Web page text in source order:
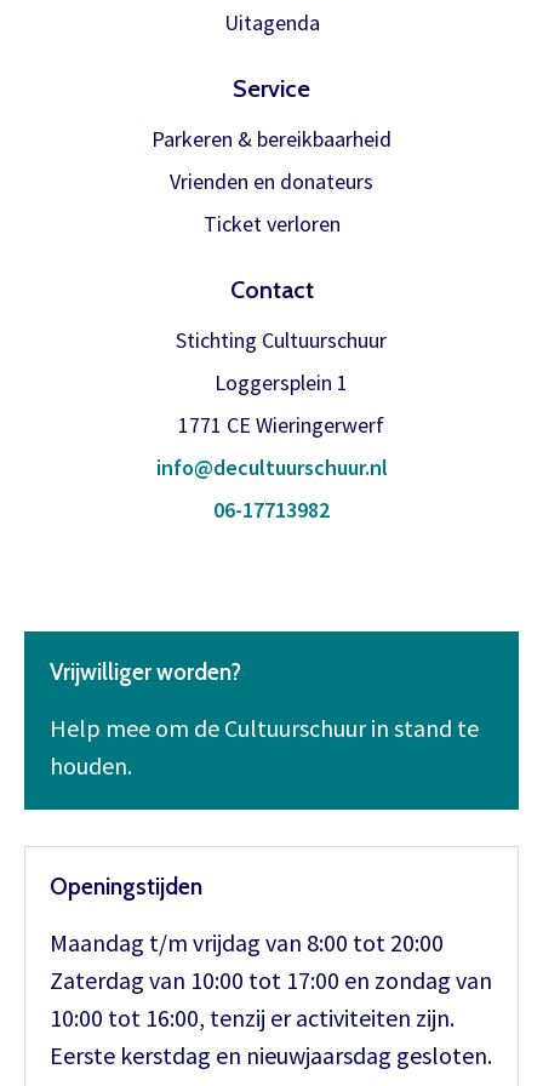
Uitagenda
Service
Parkeren & bereikbaarheid
Vrienden en donateurs
Ticket verloren
Contact
Stichting Cultuurschuur
Loggersplein 1
1771 CE Wieringerwerf
info@decultuurschuur.nl
06-17713982
Vrijwilliger worden?
Help mee om de Cultuurschuur in stand te
houden.
Openingstijden
Maandag t/m vrijdag van 8:00 tot 20:00
Zaterdag van 10:00 tot 17:00 en zondag van
10:00 tot 16:00, tenzij er activiteiten zijn.
Eerste kerstdag en nieuwjaarsdag gesloten.